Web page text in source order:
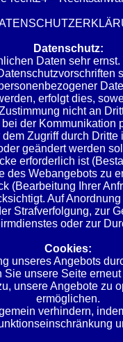
Datenschutz:
Daten sehr
erfolgt dies,
nicht an
der
Zugriff durch Dritte
geändert werden
erforderlich ist
Webangebots
(Bearbeitung Ihrer
Auf
Strafverfolgung, zur
oder zur
Cookies:
unseres Angebots
unsere Seite
unsere Angebote zu
ermöglichen.
verhindern,